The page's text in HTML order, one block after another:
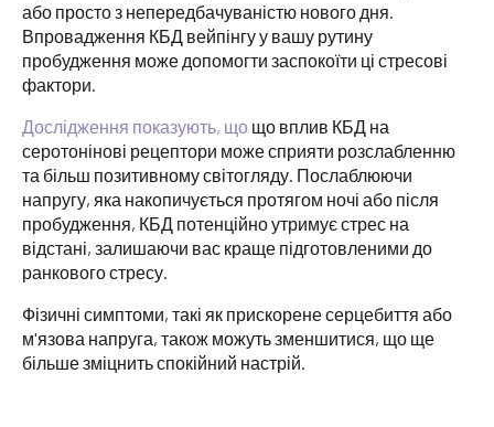
або просто з непередбачуваністю нового дня.
Впровадження КБД вейпінгу у вашу рутину
пробудження може допомогти заспокоїти ці стресові
фактори.
Дослідження показують, що що вплив КБД на
серотонінові рецептори може сприяти розслабленню
та більш позитивному світогляду. Послаблюючи
напругу, яка накопичується протягом ночі або після
пробудження, КБД потенційно утримує стрес на
відстані, залишаючи вас краще підготовленими до
ранкового стресу.
Фізичні симптоми, такі як прискорене серцебиття або
м'язова напруга, також можуть зменшитися, що ще
більше зміцнить спокійний настрій.